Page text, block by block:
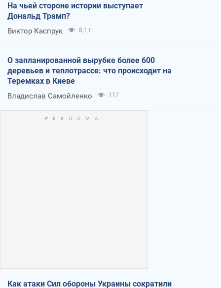
На чьей стороне истории выступает
Дональд Трамп?
Виктор Каспрук 8,1 т.
О запланированной вырубке более 600
деревьев и теплотрассе: что происходит на
Теремках в Киеве
Владислав Самойленко 117
Как атаки Сил обороны Украины сократили